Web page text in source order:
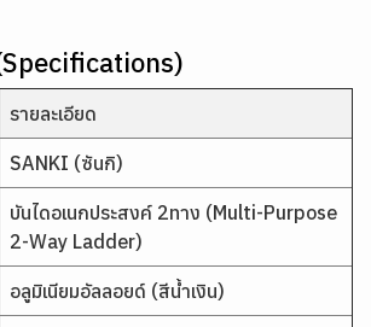
รายละเอียด
SANKI (ซันกิ)
บันไดอเนกประสงค์ 2ทาง (Multi-Purpose
2-Way Ladder)
อลูมิเนียมอัลลอยด์ (สีน้ำเงิน)